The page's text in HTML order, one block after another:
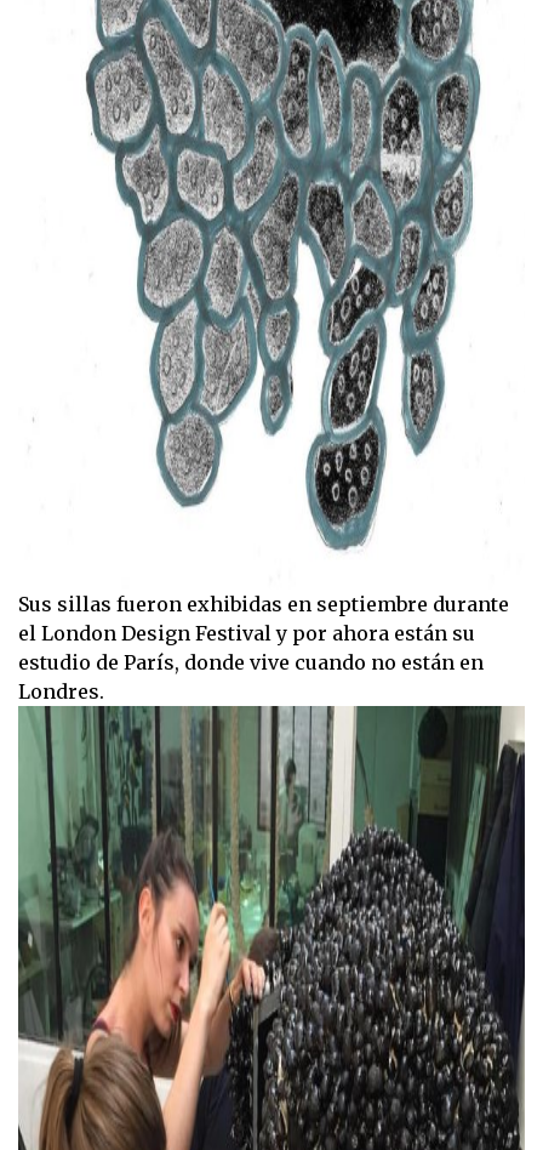
Sus sillas fueron exhibidas en septiembre durante
el London Design Festival y por ahora están su
estudio de París, donde vive cuando no están en
Londres.